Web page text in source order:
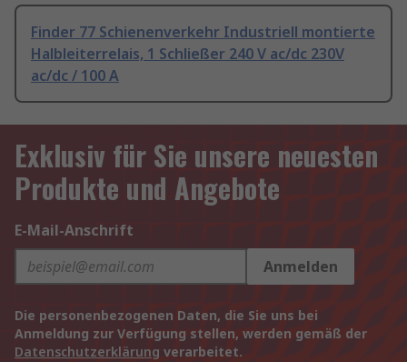
Finder 77 Schienenverkehr Industriell montierte
Halbleiterrelais, 1 Schließer 240 V ac/dc 230V
ac/dc / 100 A
Exklusiv für Sie unsere neuesten
Produkte und Angebote
E-Mail-Anschrift
Anmelden
Die personenbezogenen Daten, die Sie uns bei
Anmeldung zur Verfügung stellen, werden gemäß der
Datenschutzerklärung verarbeitet.